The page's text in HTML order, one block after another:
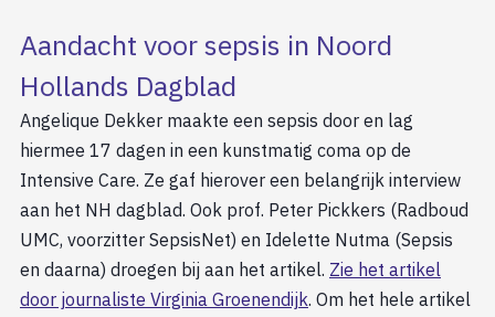
Aandacht voor sepsis in Noord
Hollands Dagblad
Angelique Dekker maakte een sepsis door en lag
hiermee 17 dagen in een kunstmatig coma op de
Intensive Care. Ze gaf hierover een belangrijk interview
aan het NH dagblad. Ook prof. Peter Pickkers (Radboud
UMC, voorzitter SepsisNet) en Idelette Nutma (Sepsis
en daarna) droegen bij aan het artikel. Zie het artikel
door journaliste Virginia Groenendijk. Om het hele artikel